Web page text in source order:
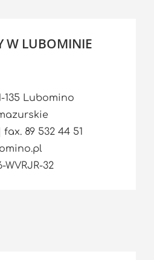
W LUBOMINIE
135 Lubomino
89 532 44 51
WVRJR-32